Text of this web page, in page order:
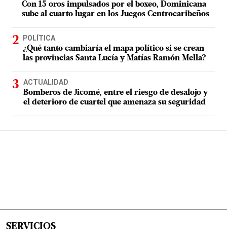
Con 15 oros impulsados por el boxeo, Dominicana
sube al cuarto lugar en los Juegos Centrocaribeños
POLÍTICA
¿Qué tanto cambiaría el mapa político si se crean
las provincias Santa Lucía y Matías Ramón Mella?
ACTUALIDAD
Bomberos de Jicomé, entre el riesgo de desalojo y
el deterioro de cuartel que amenaza su seguridad
SERVICIOS